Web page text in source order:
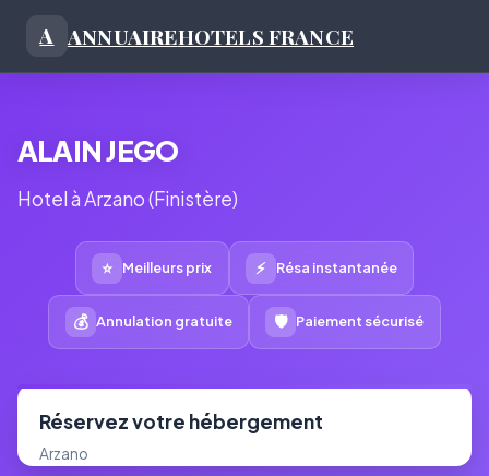
A ANNUAIREHOTELS FRANCE
ALAIN JEGO
Hotel à Arzano (Finistère)
⭐ Meilleurs prix ⚡ Résa instantanée
💰 Annulation gratuite 🛡 Paiement sécurisé
Réservez votre hébergement
Arzano